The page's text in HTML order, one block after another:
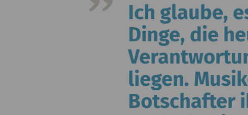
Ich glaube,
Dinge, die
liegen.
Botschafter